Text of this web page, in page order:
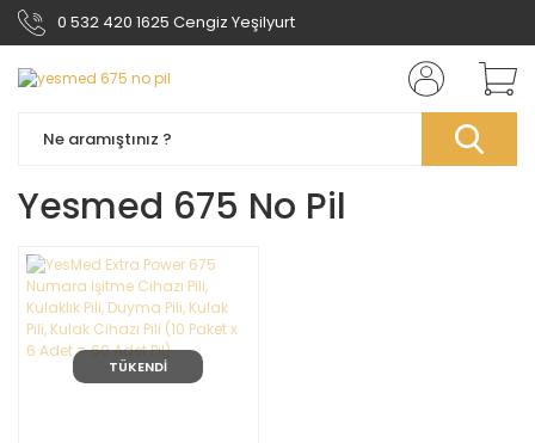
0 532 420 1625 Cengiz Yeşilyurt
Yesmed 675 No Pil
TÜKENDİ